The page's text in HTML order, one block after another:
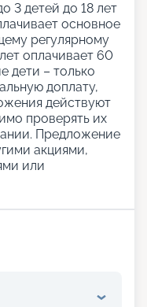
3 детей до 18 лет
основное
регулярному
оплачивает 60
дети – только
доплату,
действуют
проверять их
Предложение
акциями,
или